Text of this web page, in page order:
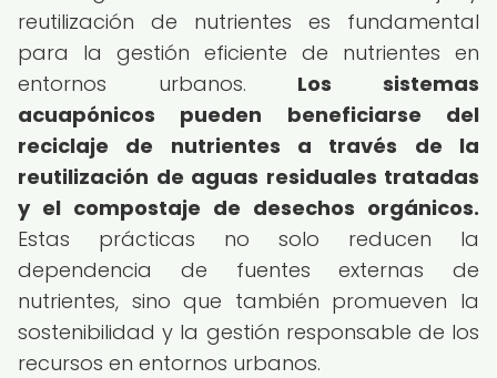
reutilización de nutrientes es fundamental
para la gestión eficiente de nutrientes en
entornos urbanos. Los sistemas
acuapónicos pueden beneficiarse del
reciclaje de nutrientes a través de la
reutilización de aguas residuales tratadas
y el compostaje de desechos orgánicos.
Estas prácticas no solo reducen la
dependencia de fuentes externas de
nutrientes, sino que también promueven la
sostenibilidad y la gestión responsable de los
recursos en entornos urbanos.